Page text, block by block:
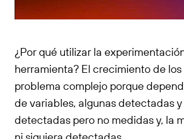
¿Por qué utilizar la
herramienta? El crecimiento de
problema complejo porque
de variables, algunas detectadas
detectadas pero no medidas y, la